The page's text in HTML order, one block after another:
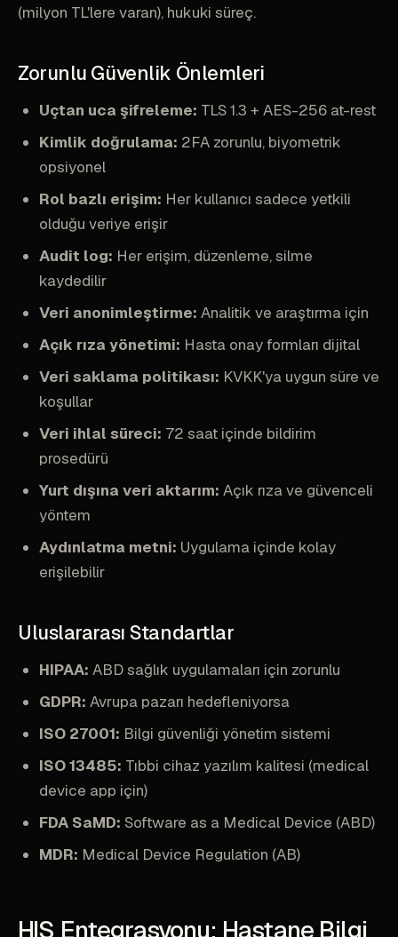
(milyon TL'lere varan), hukuki süreç.
Zorunlu Güvenlik Önlemleri
Uçtan uca şifreleme: TLS 1.3 + AES-256 at-rest
Kimlik doğrulama: 2FA zorunlu, biyometrik
opsiyonel
Rol bazlı erişim: Her kullanıcı sadece yetkili
olduğu veriye erişir
Audit log: Her erişim, düzenleme, silme
kaydedilir
Veri anonimleştirme: Analitik ve araştırma için
Açık rıza yönetimi: Hasta onay formları dijital
Veri saklama politikası: KVKK'ya uygun süre ve
koşullar
Veri ihlal süreci: 72 saat içinde bildirim
prosedürü
Yurt dışına veri aktarım: Açık rıza ve güvenceli
yöntem
Aydınlatma metni: Uygulama içinde kolay
erişilebilir
Uluslararası Standartlar
HIPAA: ABD sağlık uygulamaları için zorunlu
GDPR: Avrupa pazarı hedefleniyorsa
ISO 27001: Bilgi güvenliği yönetim sistemi
ISO 13485: Tıbbi cihaz yazılım kalitesi (medical
device app için)
FDA SaMD: Software as a Medical Device (ABD)
MDR: Medical Device Regulation (AB)
HIS Entegrasyonu: Hastane Bilgi